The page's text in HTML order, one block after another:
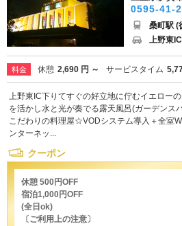
0595-41-
桑町駅 (
上野東IC
料金 休憩 2,690 円 ～ サービスタイム
上野東IC下りてすぐの好立地に佇むイエロー
を活かし水と光が奏でる露天風呂(ガーデン
こだわりの料理屋☆VODシステム導入＋全室
ンターネッ...
クーポン
休憩 500円OFF
宿泊1,000円OFF
(全日ok)
〔ご利用上の注意〕